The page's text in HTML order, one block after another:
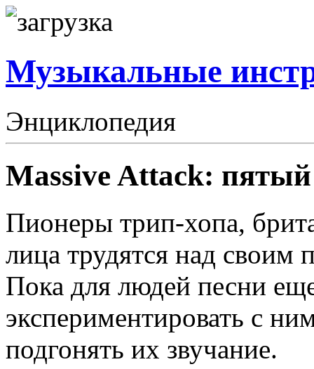
Музыкальные
Энциклопедия
Massive Attack:
Пионеры трип-хопа,
лица трудятся над
Пока для людей песни
экспериментировать с
подгонять их звучание.